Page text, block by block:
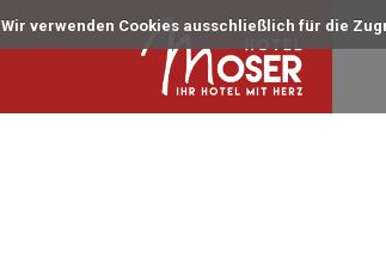
Wir verwenden Cookies ausschließlich für die